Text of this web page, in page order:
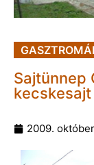
Sajtünnep
kecskesajt
2009.